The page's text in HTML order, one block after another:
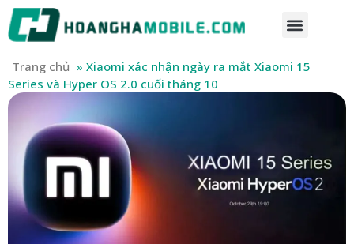
Trang chủ » Xiaomi xác nhận ngày ra mắt Xiaomi 15
Series và Hyper OS 2.0 cuối tháng 10